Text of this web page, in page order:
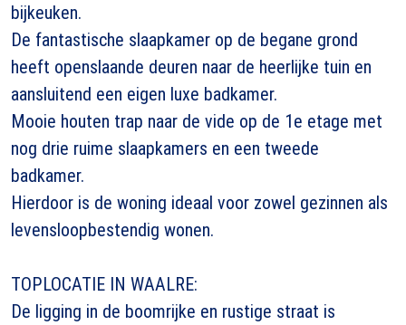
bijkeuken.
De fantastische slaapkamer op de begane grond
heeft openslaande deuren naar de heerlijke tuin en
aansluitend een eigen luxe badkamer.
Mooie houten trap naar de vide op de 1e etage met
nog drie ruime slaapkamers en een tweede
badkamer.
Hierdoor is de woning ideaal voor zowel gezinnen als
levensloopbestendig wonen.
TOPLOCATIE IN WAALRE:
De ligging in de boomrijke en rustige straat is